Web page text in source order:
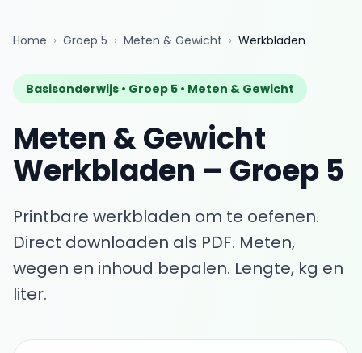
Home › Groep 5 › Meten & Gewicht › Werkbladen
Basisonderwijs • Groep 5 • Meten & Gewicht
Meten & Gewicht
Werkbladen – Groep 5
Printbare werkbladen om te oefenen.
Direct downloaden als PDF. Meten,
wegen en inhoud bepalen. Lengte, kg en
liter.